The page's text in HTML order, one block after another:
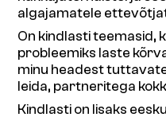
algajamatele
On kindlasti teemasid,
probleemiks laste
minu headest
leida, partneritega
Kindlasti on lisaks